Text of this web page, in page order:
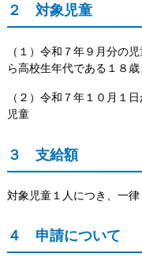
２ 対象児童
（１）令和７年９月分の
ら高校生年代である１８歳
（２）令和７年１０月１
児童
３ 支給額
対象児童１人につき、一律
４ 申請について